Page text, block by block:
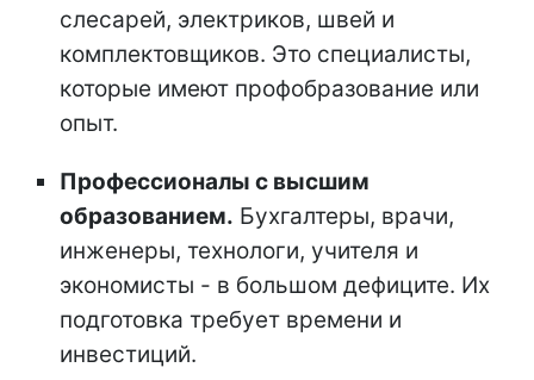
слесарей, электриков, швей и
комплектовщиков. Это специалисты,
которые имеют профобразование или
опыт.
Профессионалы с высшим
образованием. Бухгалтеры, врачи,
инженеры, технологи, учителя и
экономисты - в большом дефиците. Их
подготовка требует времени и
инвестиций.